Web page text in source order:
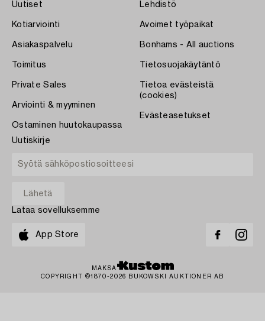
Uutiset
Kotiarviointi
Asiakaspalvelu
Toimitus
Private Sales
Arviointi & myyminen
Ostaminen huutokaupassa
Lehdistö
Avoimet työpaikat
Bonhams - All auctions
Tietosuojakäytäntö
Tietoa evästeistä
(cookies)
Evästeasetukset
Uutiskirje
Lataa sovelluksemme
App Store
MAKSA
COPYRIGHT ©1870-2026 BUKOWSKI AUKTIONER AB